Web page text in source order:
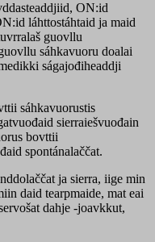
ON:id
láhttostáhtaid ja maid
guovllu
sáhkavuoru doalai
ságajođiheaddji
sáhkavuorustis
sierraiešvuođain
bovttii
spontánalaččat.
ja sierra, iige min
daid tearpmaide, mat eai
dahje -joavkkut,